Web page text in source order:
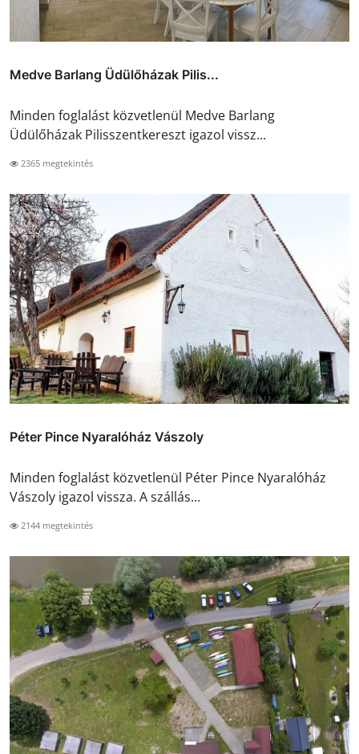
Medve Barlang Üdülőházak Pilis...
Minden foglalást közvetlenül Medve Barlang
Üdülőházak Pilisszentkereszt igazol vissz...
2365 megtekintés
Péter Pince Nyaralóház Vászoly
Minden foglalást közvetlenül Péter Pince Nyaralóház
Vászoly igazol vissza. A szállás...
2144 megtekintés